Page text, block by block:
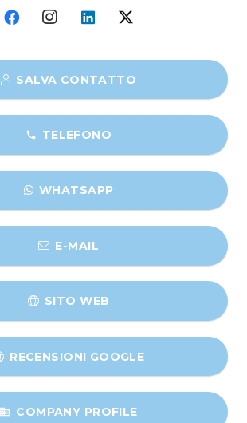
SALVA CONTATTO
phone TELEFONO
WHATSAPP
E-MAIL
SITO WEB
RECENSIONI GOOGLE
business COMPANY PROFILE